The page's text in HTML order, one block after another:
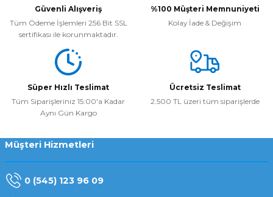
Güvenli Alışveriş
Tüm Ödeme İşlemleri 256 Bit SSL
sertifikası ile korunmaktadır.
%100 Müşteri Memnuniyeti
Kolay İade & Değişim
Süper Hızlı Teslimat
Tüm Siparişleriniz 15:00'a Kadar
Aynı Gün Kargo
Ücretsiz Teslimat
2.500 TL üzeri tüm siparişlerde
Müşteri Hizmetleri
0 (545) 123 96 09